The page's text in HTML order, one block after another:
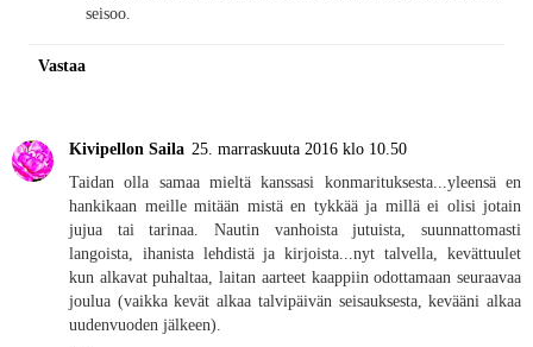
seisoo.
Vastaa
Kivipellon Saila 25. marraskuuta 2016 klo 10.50
Taidan olla samaa mieltä kanssasi konmarituksesta...yleensä en
hankikaan meille mitään mistä en tykkää ja millä ei olisi jotain
jujua tai tarinaa. Nautin vanhoista jutuista, suunnattomasti
langoista, ihanista lehdistä ja kirjoista...nyt talvella, kevättuulet
kun alkavat puhaltaa, laitan aarteet kaappiin odottamaan seuraavaa
joulua (vaikka kevät alkaa talvipäivän seisauksesta, kevääni alkaa
uudenvuoden jälkeen).